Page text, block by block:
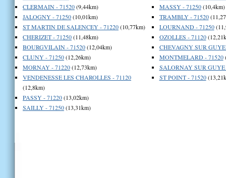
CLERMAIN - 71520(9,44km)
JALOGNY - 71250(10,01km)
ST MARTIN DE SALENCEY - 71220(10,77km)
CHERIZET - 71250(11,48km)
BOURGVILAIN - 71520(12,04km)
CLUNY - 71250(12,26km)
MORNAY - 71220(12,73km)
VENDENESSE LES CHAROLLES - 71120
(12,8km)
PASSY - 71220(13,02km)
SAILLY - 71250(13,31km)
MASSY - 71250(10,4km)
TRAMBLY - 71520
LOURNAND - 71250
OZOLLES - 71120
CHEVAGNY SUR GUYE
MONTMELARD - 71520
SALORNAY SUR GUYE
ST POINT - 71520